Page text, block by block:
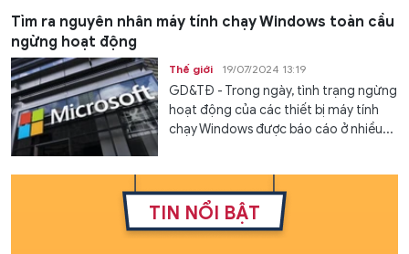
Tìm ra nguyên nhân máy tính chạy Windows toàn cầu
ngừng hoạt động
Thế giới 19/07/2024 13:19
GD&TĐ - Trong ngày, tình trạng ngừng
hoạt động của các thiết bị máy tính
chạy Windows được báo cáo ở nhiều...
TIN NỔI BẬT